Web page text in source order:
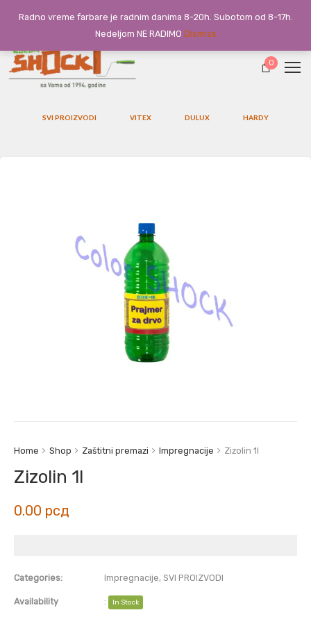
0
SVI PROIZVODI VITEX DULUX HARDY
Home Shop Zaštitni premazi Impregnacije Zizolin 1l
Zizolin 1l
0.00 рсд
Categories: Impregnacije, SVI PROIZVODI
Availability : In Stock
Radno vreme farbare je radnim danima 8-20h. Subotom od 8-17h.
Nedeljom NE RADIMO Dismiss